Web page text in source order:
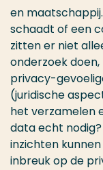
en
schaadt of een
zitten er niet
onderzoek
privacy-
(juridische
het verzamelen
data echt
inzichten
inbreuk op de